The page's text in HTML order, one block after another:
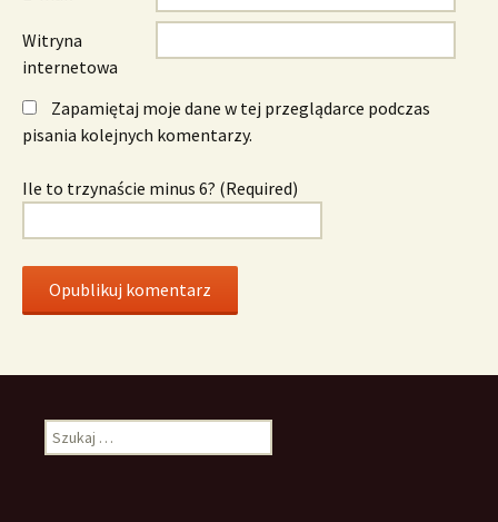
Witryna
internetowa
Zapamiętaj moje dane w tej przeglądarce podczas
pisania kolejnych komentarzy.
Ile to trzynaście minus 6? (Required)
Szukaj: